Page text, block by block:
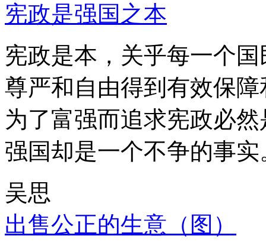
宪政是强国之本
宪政是本，关乎每一个
尊严和自由得到有效保
为了富强而追求宪政必
强国却是一个不争的事实
吴思
出售公正的生意（图）